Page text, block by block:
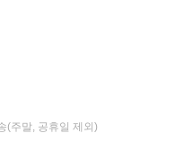
(주말, 공휴일 제외)